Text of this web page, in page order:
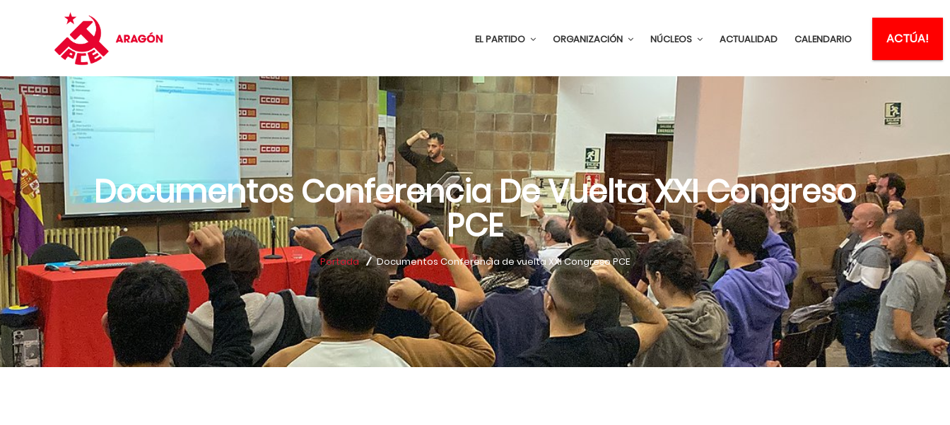
ACTÚA!
EL PARTIDO ORGANIZACIÓN NÚCLEOS ACTUALIDAD CALENDARIO
Documentos Conferencia De Vuelta XXI Congreso
PCE
Portada Documentos Conferencia de vuelta XXI Congreso PCE